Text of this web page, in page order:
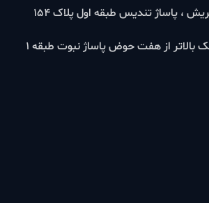
پاساژ تندیس طبقه اول پلاک 154
شعبه شرق : نارمک بالاتر از هفت حوض پاساژ نبوت طبقه 1